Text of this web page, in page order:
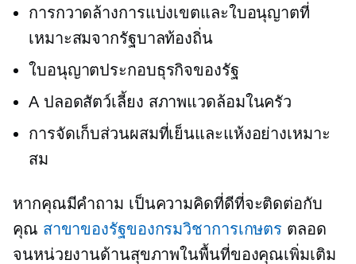
การกวาดล้างการแบ่งเขตและใบอนุญาตที่
เหมาะสมจากรัฐบาลท้องถิ่น
ใบอนุญาตประกอบธุรกิจของรัฐ
A ปลอดสัตว์เลี้ยง สภาพแวดล้อมในครัว
การจัดเก็บส่วนผสมที่เย็นและแห้งอย่างเหมาะ
สม
หากคุณมีคำถาม เป็นความคิดที่ดีที่จะติดต่อกับ
คุณ สาขาของรัฐของกรมวิชาการเกษตร ตลอด
จนหน่วยงานด้านสุขภาพในพื้นที่ของคุณเพิ่มเติม